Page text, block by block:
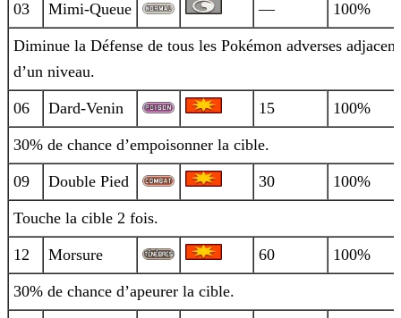
03 Mimi-Queue — 100%
Diminue la Défense de tous les Pokémon adverses
d’un niveau.
06 Dard-Venin 15 100%
30% de chance d’empoisonner la cible.
09 Double Pied 30 100%
Touche la cible 2 fois.
12 Morsure 60 100%
30% de chance d’apeurer la cible.